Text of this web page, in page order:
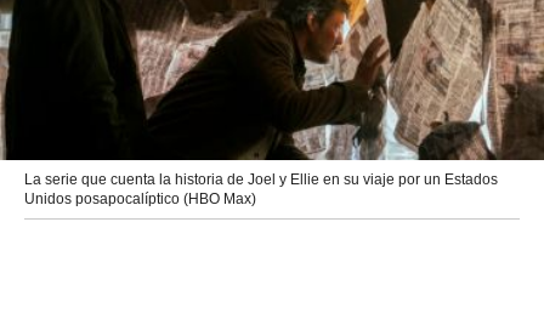
La serie que cuenta la historia de Joel y Ellie en su viaje por un Estados
Unidos posapocalíptico (HBO Max)